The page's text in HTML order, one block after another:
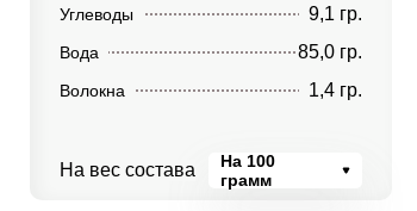
Углеводы 9,1 гр.
Вода 85,0 гр.
Волокна 1,4 гр.
На вес состава
На 100
грамм